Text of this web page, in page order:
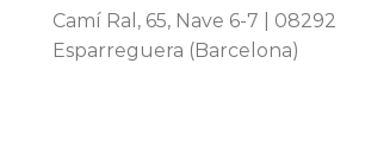
Camí Ral, 65, Nave 6-7 | 08292
Esparreguera (Barcelona)